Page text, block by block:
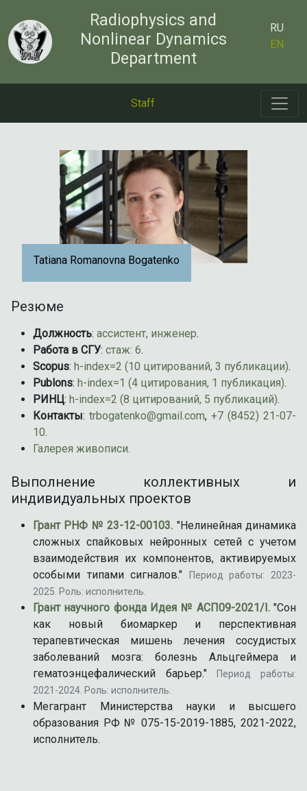
Radiophysics and
Nonlinear Dynamics
Department
RU
EN
Staff
Tatiana Romanovna Bogatenko
Резюме
Должность: ассистент, инженер.
Работа в СГУ: стаж: 6.
Scopus: h-index=2 (10 цитирований, 3 публикации).
Publons: h-index=1 (4 цитирования, 1 публикация).
РИНЦ: h-index=2 (8 цитирований, 5 публикаций).
Контакты: trbogatenko@gmail.com, +7 (8452) 21-07-
10.
Галерея живописи.
Выполнение коллективных и
индивидуальных проектов
Грант РНФ № 23-12-00103. "Нелинейная динамика
сложных спайковых нейронных сетей с учетом
взаимодействия их компонентов, активируемых
особыми типами сигналов."
Период работы: 2023-
2025. Роль: исполнитель.
Грант научного фонда Идея № АСП09-2021/I."Сон
как новый биомаркер и перспективная
терапевтическая мишень лечения сосудистых
заболеваний мозга: болезнь Альцгеймера и
гематоэнцефалический барьер."Период работы:
2021-2024. Роль: исполнитель.
Мегагрант Министерства науки и высшего
образования РФ № 075-15-2019-1885, 2021-2022,
исполнитель.